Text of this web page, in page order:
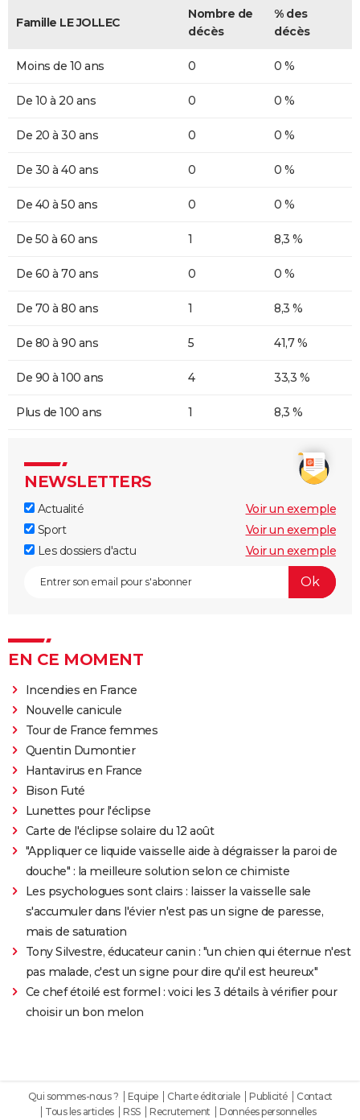
Famille LE JOLLEC
Nombre de
décès
% des
décès
Moins de 10 ans 0 0 %
De 10 à 20 ans 0 0 %
De 20 à 30 ans 0 0 %
De 30 à 40 ans 0 0 %
De 40 à 50 ans 0 0 %
De 50 à 60 ans 1 8,3 %
De 60 à 70 ans 0 0 %
De 70 à 80 ans 1 8,3 %
De 80 à 90 ans 5 41,7 %
De 90 à 100 ans 4 33,3 %
Plus de 100 ans 1 8,3 %
NEWSLETTERS
Actualité
Voir un exemple
Sport
Voir un exemple
Les dossiers d'actu
Voir un exemple
EN CE MOMENT
Incendies en France
Nouvelle canicule
Tour de France femmes
Quentin Dumontier
Hantavirus en France
Bison Futé
Lunettes pour l'éclipse
Carte de l'éclipse solaire du 12 août
"Appliquer ce liquide vaisselle aide à dégraisser la paroi de
douche" : la meilleure solution selon ce chimiste
Les psychologues sont clairs : laisser la vaisselle sale
s'accumuler dans l'évier n'est pas un signe de paresse,
mais de saturation
Tony Silvestre, éducateur canin : "un chien qui éternue n'est
pas malade, c'est un signe pour dire qu'il est heureux"
Ce chef étoilé est formel : voici les 3 détails à vérifier pour
choisir un bon melon
Qui sommes-nous ? Equipe Charte éditoriale Publicité
Contact
Tous les articles
RSS Recrutement Données personnelles